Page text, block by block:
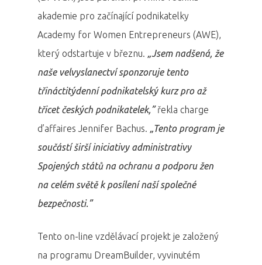
akademie pro začínající podnikatelky
Academy for Women Entrepreneurs (AWE),
který odstartuje v březnu. „Jsem nadšená, že
naše velvyslanectví sponzoruje tento
třináctitýdenní podnikatelský kurz pro až
třicet českých podnikatelek,”řekla charge
d’affaires Jennifer Bachus. „Tento program je
součástí širší iniciativy administrativy
Spojených států na ochranu a podporu žen
na celém světě k posílení naší společné
bezpečnosti.”
Tento on-line vzdělávací projekt je založený
na programu DreamBuilder, vyvinutém